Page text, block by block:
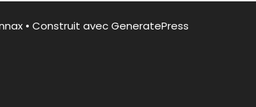
• Construit avecGeneratePress